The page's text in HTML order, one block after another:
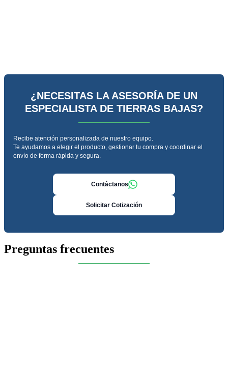
¿NECESITAS LA ASESORÍA DE UN
ESPECIALISTA DE TIERRAS BAJAS?
Recibe atención personalizada de nuestro equipo.
Te ayudamos a elegir el producto, gestionar tu compra y coordinar el
envío de forma rápida y segura.
Contáctanos
Solicitar Cotización
Preguntas frecuentes